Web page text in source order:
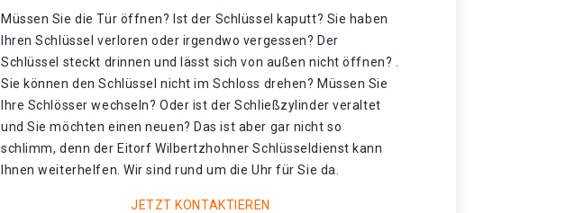
Müssen Sie die Tür öffnen? Ist der Schlüssel kaputt? Sie haben
Ihren Schlüssel verloren oder irgendwo vergessen? Der
Schlüssel steckt drinnen und lässt sich von außen nicht öffnen? .
Sie können den Schlüssel nicht im Schloss drehen? Müssen Sie
Ihre Schlösser wechseln? Oder ist der Schließzylinder veraltet
und Sie möchten einen neuen? Das ist aber gar nicht so
schlimm, denn der Eitorf Wilbertzhohner Schlüsseldienst kann
Ihnen weiterhelfen. Wir sind rund um die Uhr für Sie da.
JETZT KONTAKTIEREN